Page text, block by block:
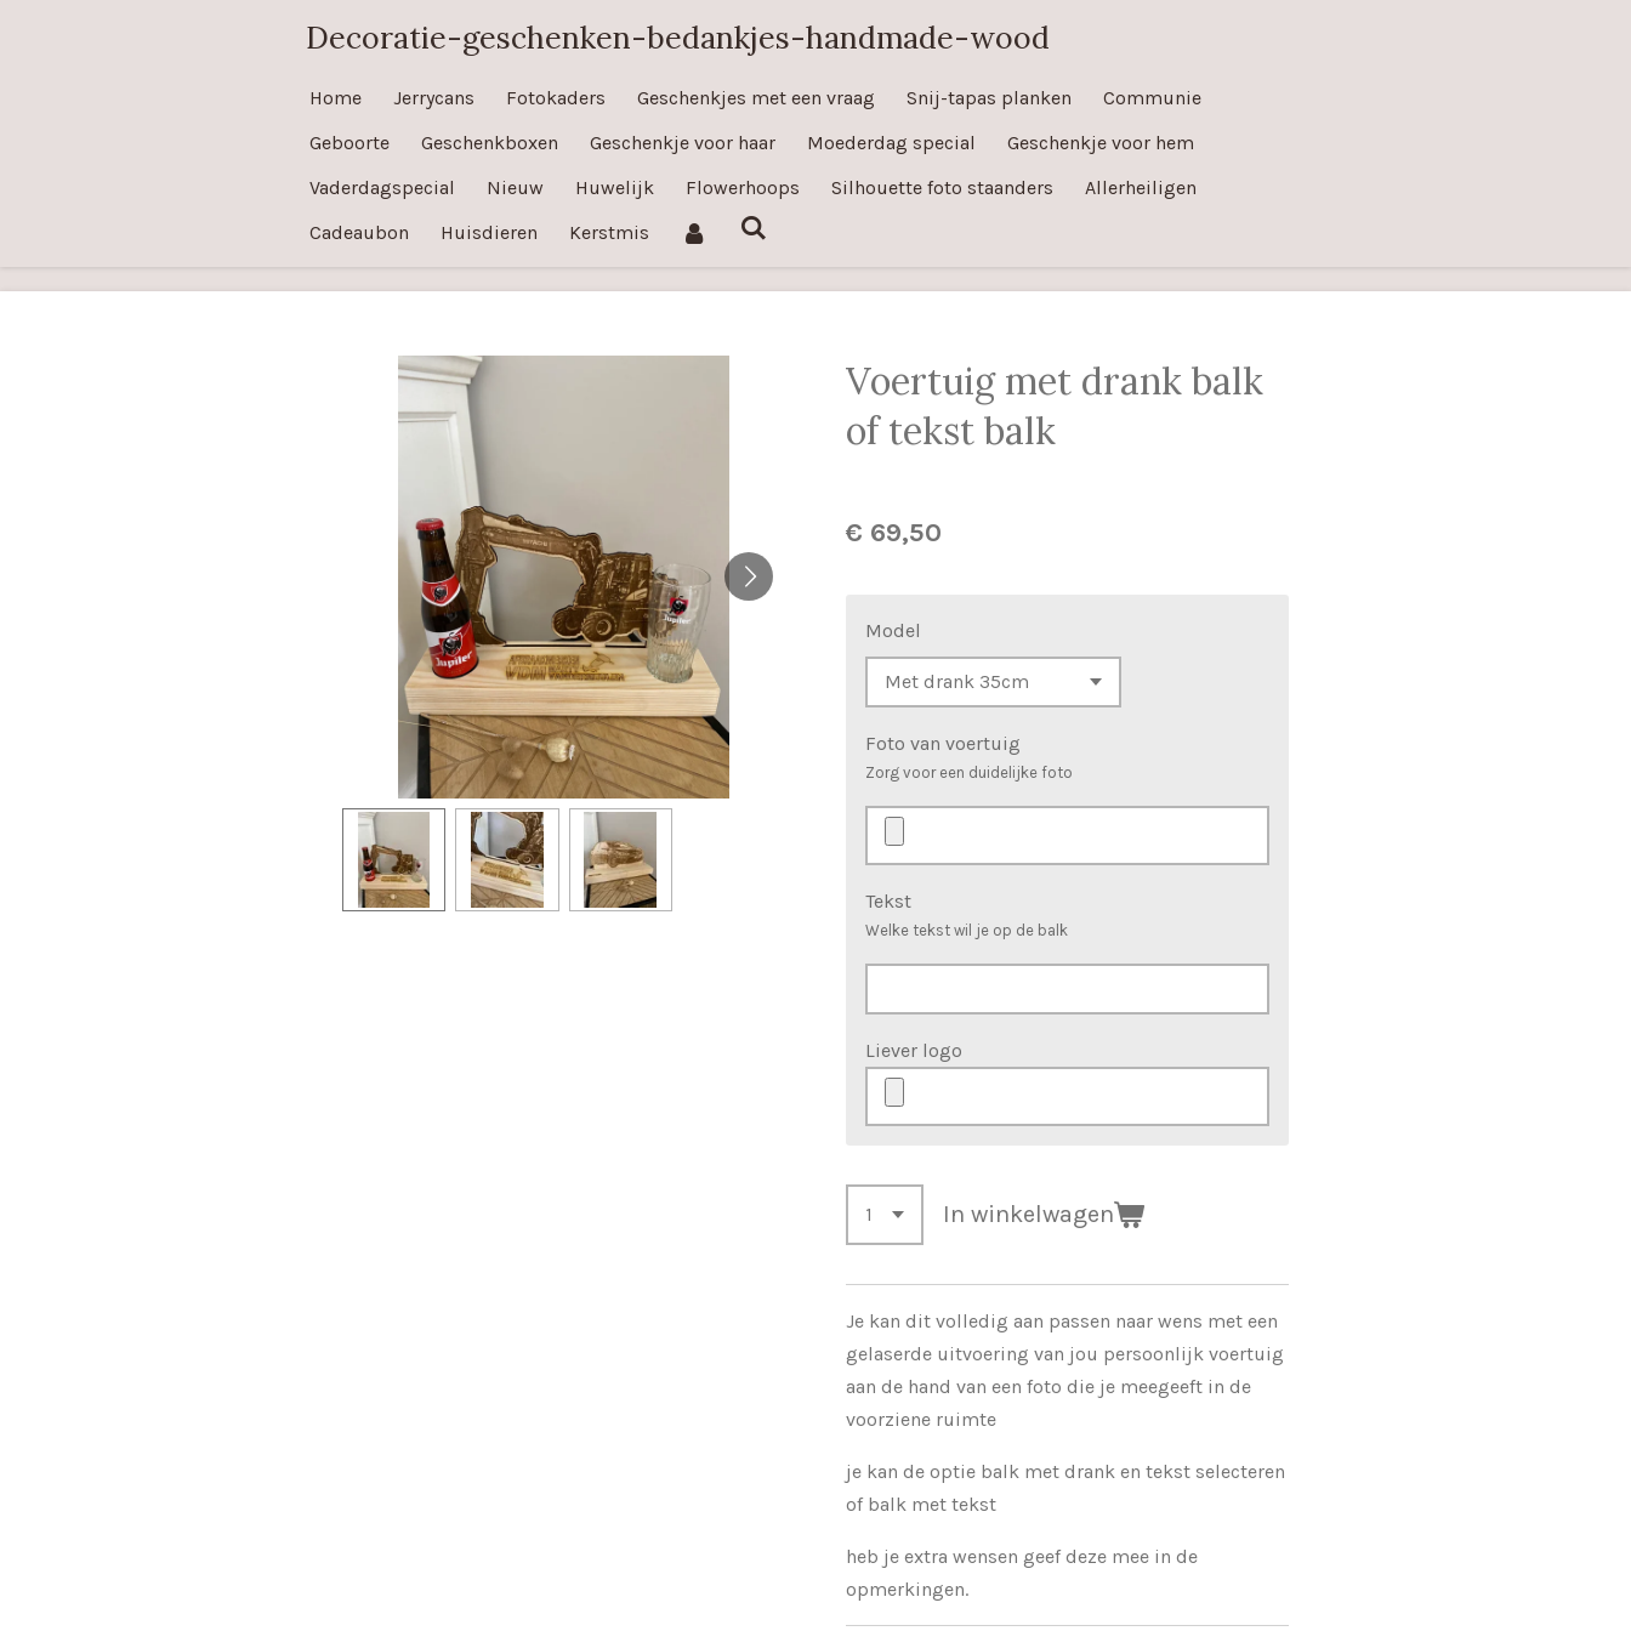
Decoratie-geschenken-bedankjes-handmade-wood
Home Jerrycans Fotokaders Geschenkjes met een vraag Snij-tapas planken
Communie
Geboorte
Geschenkboxen Geschenkje voor haar Moederdag special
Geschenkje voor hem
Vaderdagspecial
Nieuw Huwelijk Flowerhoops Silhouette foto staanders
Allerheiligen
Cadeaubon
Huisdieren Kerstmis
Voertuig met drank balk
of tekst balk
€ 69,50
Model
Foto van voertuig
Zorg voor een duidelijke foto
Tekst
Welke tekst wil je op de balk
Liever logo
In winkelwagen
Je kan dit volledig aan passen naar wens met een
gelaserde uitvoering van jou persoonlijk voertuig
aan de hand van een foto die je meegeeft in de
voorziene ruimte
je kan de optie balk met drank en tekst selecteren
of balk met tekst
heb je extra wensen geef deze mee in de
opmerkingen.